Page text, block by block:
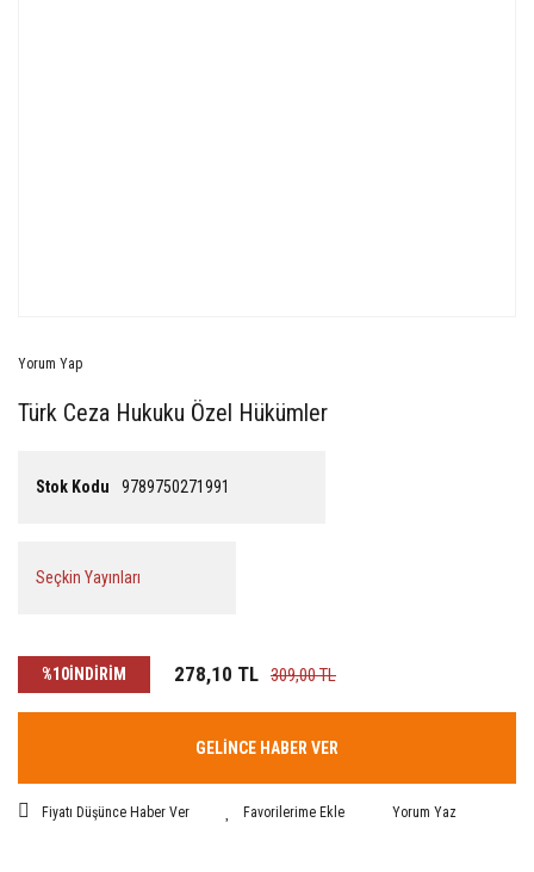
Yorum Yap
Türk Ceza Hukuku Özel Hükümler
Stok Kodu 9789750271991
Seçkin Yayınları
%10İNDİRİM 278,10 TL 309,00 TL
GELİNCE HABER VER
Fiyatı Düşünce Haber Ver Yorum Yaz